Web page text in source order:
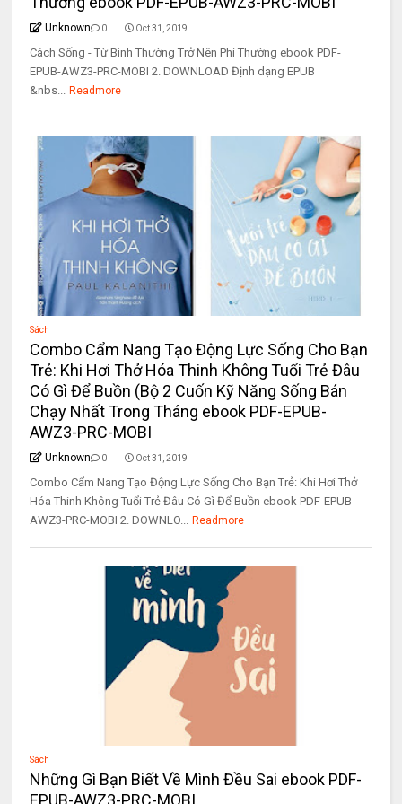
Unknown 0 Oct 31, 2019
Cách Sống - Từ Bình Thường Trở Nên Phi Thường ebook PDF-
EPUB-AWZ3-PRC-MOBI 2. DOWNLOAD Định dạng EPUB
&nbs... Readmore
Sách
Combo Cẩm Nang Tạo Động Lực Sống Cho Bạn
Trẻ: Khi Hơi Thở Hóa Thinh Không Tuổi Trẻ Đâu
Có Gì Để Buồn (Bộ 2 Cuốn Kỹ Năng Sống Bán
Chạy Nhất Trong Tháng ebook PDF-EPUB-
AWZ3-PRC-MOBI
Unknown 0 Oct 31, 2019
Combo Cẩm Nang Tạo Động Lực Sống Cho Bạn Trẻ: Khi Hơi Thở
Hóa Thinh Không Tuổi Trẻ Đâu Có Gì Để Buồn ebook PDF-EPUB-
AWZ3-PRC-MOBI 2. DOWNLO... Readmore
Sách
Những Gì Bạn Biết Về Mình Đều Sai ebook PDF-
EPUB-AWZ3-PRC-MOBI